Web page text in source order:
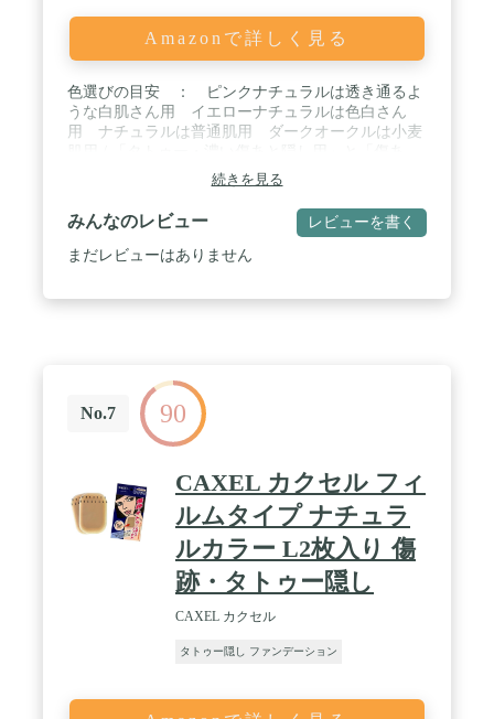
Amazonで詳しく見る
色選びの目安 ： ピンクナチュラルは透き通るよ
うな白肌さん用 イエローナチュラルは色白さん
用 ナチュラルは普通肌用 ダークオークルは小麦
と・あざ隠し用」の違い ： 「タトゥー・濃い傷
あと隠し用」のほうがカバー力が高いです。（より
隠せます。） / 商品サイズ ：
100mm×140mm はがきくらいのサイズです。（他
サイズは別買い物カゴにあります。） / 入り
続きを見る
みんなのレビュー レビューを書く
まだレビューはありません
No.7 90
CAXEL カクセル フィ
ルムタイプ ナチュラ
ルカラー L2枚入り 傷
跡・タトゥー隠し
CAXEL カクセル
タトゥー隠し ファンデーション